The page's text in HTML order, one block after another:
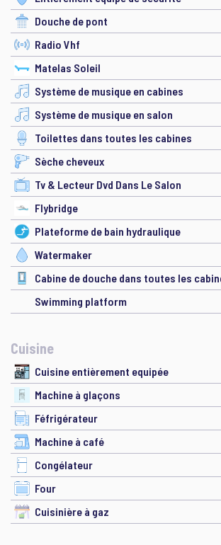
Douche de pont
Radio Vhf
Matelas Soleil
Système de musique en cabines
Système de musique en salon
Toilettes dans toutes les cabines
Sèche cheveux
Tv & Lecteur Dvd Dans Le Salon
Flybridge
Plateforme de bain hydraulique
Watermaker
Cabine de douche dans toutes les
Swimming platform
Cuisine
Cuisine entièrement equipée
Machine à glaçons
Féfrigérateur
Machine à café
Congélateur
Four
Cuisinière à gaz